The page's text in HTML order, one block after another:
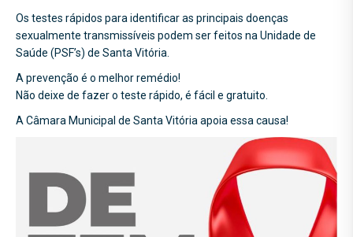
Os testes rápidos para identificar as principais doenças
sexualmente transmissíveis podem ser feitos na Unidade de
Saúde (PSF’s) de Santa Vitória.
A prevenção é o melhor remédio!
Não deixe de fazer o teste rápido, é fácil e gratuito.
A Câmara Municipal de Santa Vitória apoia essa causa!